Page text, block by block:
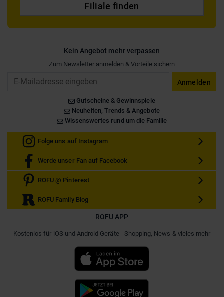
Filiale finden
Kein Angebot mehr verpassen
Zum Newsletter anmelden & Vorteile sichern
Anmelden
Gutscheine & Gewinnspiele
Neuheiten, Trends & Angebote
Wissenswertes rund um die Familie
Folge uns auf Instagram
Werde unser Fan auf Facebook
ROFU @ Pinterest
ROFU Family Blog
ROFU APP
Kostenlos für iOS und Android Geräte - Shopping, News & vieles mehr